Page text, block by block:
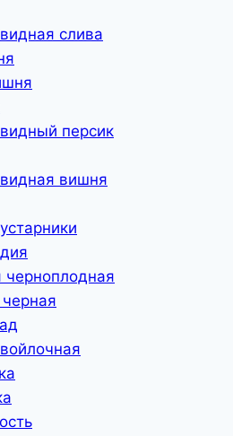
слива
персик
вишня
черноплодная